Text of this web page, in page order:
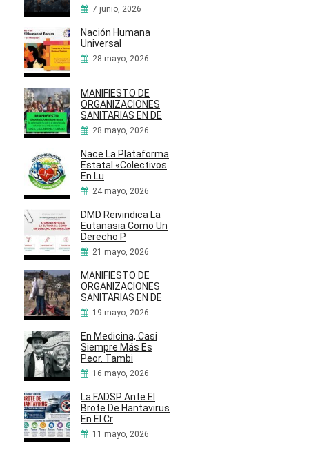
7 junio, 2026
Nación Humana
Universal
28 mayo, 2026
MANIFIESTO DE
ORGANIZACIONES
SANITARIAS EN DE
28 mayo, 2026
Nace La Plataforma
Estatal «Colectivos
En Lu
24 mayo, 2026
DMD Reivindica La
Eutanasia Como Un
Derecho P
21 mayo, 2026
MANIFIESTO DE
ORGANIZACIONES
SANITARIAS EN DE
19 mayo, 2026
En Medicina, Casi
Siempre Más Es
Peor. Tambi
16 mayo, 2026
La FADSP Ante El
Brote De Hantavirus
En El Cr
11 mayo, 2026